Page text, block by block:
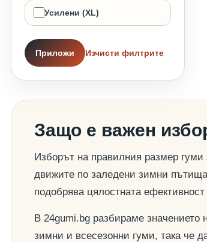
Усилени (XL)
Приложи Изчисти филтрите
Защо е важен
Изборът на правилния размер
движите по заледени зимни
подобрява цялостната
В 24gumi.bg разбираме значението
зимни и всесезонни гуми, така че